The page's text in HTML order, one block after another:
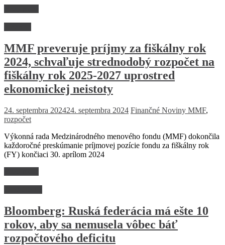
MMF preveruje príjmy za fiškálny rok
2024, schvaľuje strednodobý rozpočet na
fiškálny rok 2025-2027 uprostred
ekonomickej neistoty
24. septembra 202424. septembra 2024 Finančné Noviny MMF,
rozpočet
Výkonná rada Medzinárodného menového fondu (MMF) dokončila
každoročné preskúmanie príjmovej pozície fondu za fiškálny rok
(FY) končiaci 30. aprílom 2024
Bloomberg: Ruská federácia má ešte 10
rokov, aby sa nemusela vôbec báť
rozpočtového deficitu